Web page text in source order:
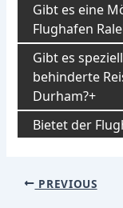
Gibt es eine
Flughafen
Gibt es
behinderte
Durham?
Bietet der
Post
PREVIOUS